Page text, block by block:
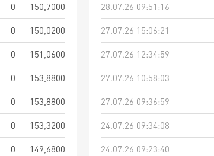
0
150,7000
0
150,0200
0
151,0600
0
153,8800
0
153,8800
0
153,3200
0
149,6800
28.07.26 09:51:16
27.07.26 15:06:21
27.07.26 12:34:59
27.07.26 10:58:03
27.07.26 09:36:59
24.07.26 09:34:08
24.07.26 09:23:40